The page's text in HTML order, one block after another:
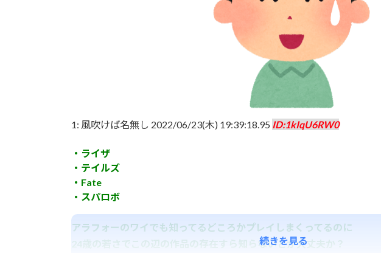
1: 風吹けば名無し 2022/06/23(木) 19:39:18.95 ID:1kIqU6RW0
・ライザ
・テイルズ
・Fate
・スパロボ
アラフォーのワイでも知ってるどころかプレイしまくってるのに
24歳の若さでこの辺の作品の存在すら知らないとか大丈夫か？
続きを見る